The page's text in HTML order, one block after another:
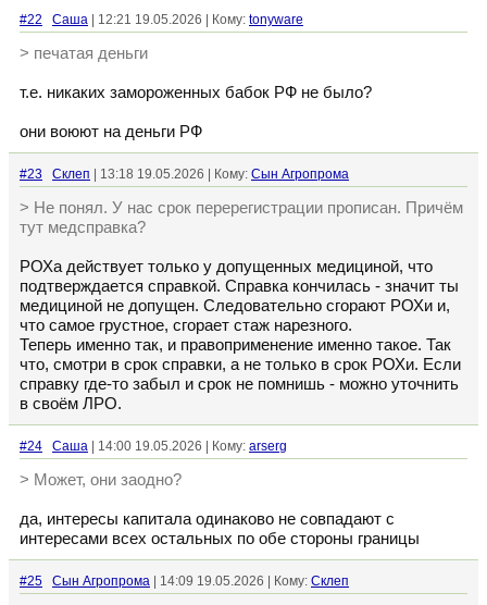
#22 Cаша | 12:21 19.05.2026 | Кому: tonyware
> печатая деньги
т.е. никаких замороженных бабок РФ не было?
они воюют на деньги РФ
#23 Склеп | 13:18 19.05.2026 | Кому: Сын Агропрома
> Не понял. У нас срок перерегистрации прописан. Причём
тут медсправка?
РОХа действует только у допущенных медициной, что
подтверждается справкой. Справка кончилась - значит ты
медициной не допущен. Следовательно сгорают РОХи и,
что самое грустное, сгорает стаж нарезного.
Теперь именно так, и правоприменение именно такое. Так
что, смотри в срок справки, а не только в срок РОХи. Если
справку где-то забыл и срок не помнишь - можно уточнить
в своём ЛРО.
#24 Cаша | 14:00 19.05.2026 | Кому: arserg
> Может, они заодно?
да, интересы капитала одинаково не совпадают с
интересами всех остальных по обе стороны границы
#25 Сын Агропрома | 14:09 19.05.2026 | Кому: Склеп